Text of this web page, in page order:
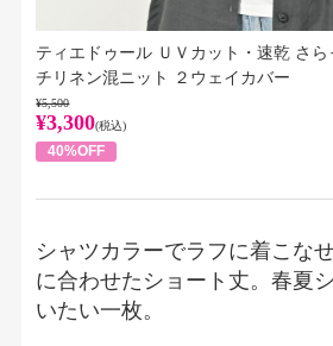
ティエドゥール ＵＶカット・速乾 さ
チリネン混ニット ２ウェイカバー
¥5,500
¥3,300(税込)
40%OFF
シャツカラーでラフに着こな
に合わせたショート丈。春夏
いたい一枚。